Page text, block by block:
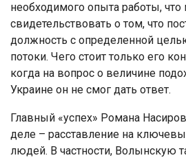
необходимого опыта работы,
свидетельствовать о том, что
должность с определенной
потоки. Чего стоит только его
когда на вопрос о величине
Украине он не смог дать ответ.
Главный «успех» Романа
деле – расставление на
людей. В частности, Волынскую